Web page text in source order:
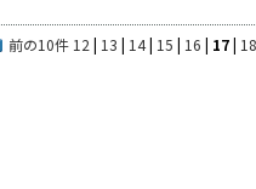
前の10件 12 | 13 | 14| 15 | 16 | 17| 18